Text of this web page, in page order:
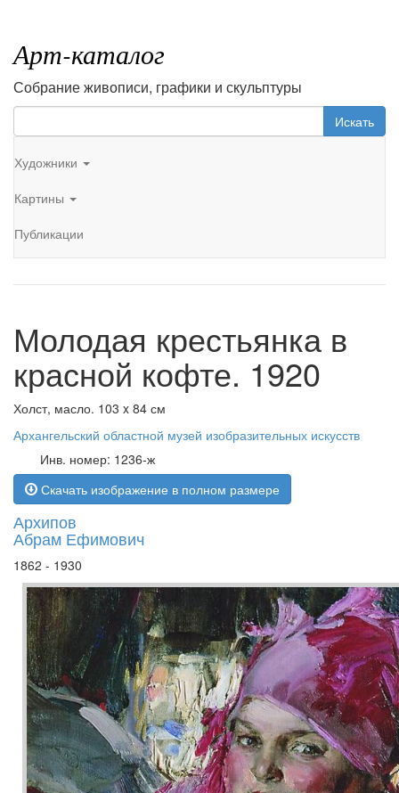
Арт-каталог
Собрание живописи, графики и скульптуры
Искать
Художники
Картины
Публикации
Молодая крестьянка в
красной кофте. 1920
Холст, масло. 103 x 84 см
Архангельский областной музей изобразительных искусств
Инв. номер: 1236-ж
Скачать изображение в полном размере
Архипов
Абрам Ефимович
1862 - 1930